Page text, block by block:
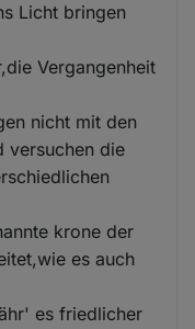
Licht bringen
Vergangenheit
nicht mit den
versuchen die
krone der
es auch
es friedlicher